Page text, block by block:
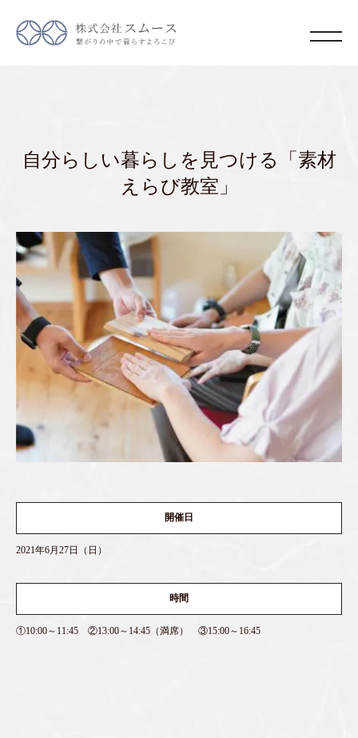
自分らしい暮らしを見つける「素材
えらび教室」
開催日
2021年6月27日（日）
時間
①10:00～11:45 ②13:00～14:45（満席） ③15:00～16:45